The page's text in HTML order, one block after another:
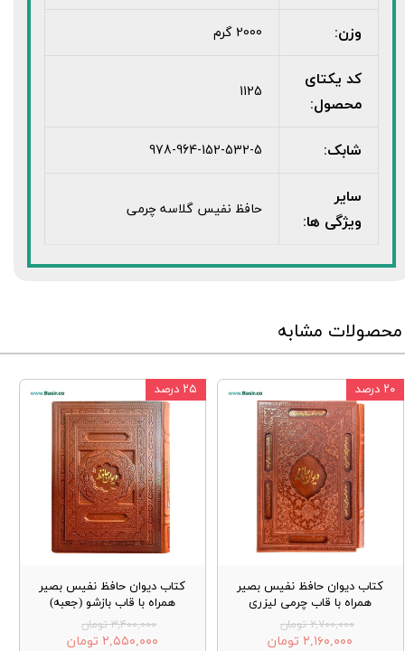
وزن: 2000 گرم
کد یکتای
محصول:
1125
شابک: 978-964-152-532-5
سایر
ویژگی ها:
حافظ نفیس گلاسه چرمی
محصولات مشابه
کتاب دیوان حافظ نفیس بصیر
همراه با قاب چرمی لیزری
۲,۷۰۰,۰۰۰ تومان
۲,۱۶۰,۰۰۰ تومان
۲۰ درصد
کتاب دیوان حافظ نفیس بصیر
همراه با قاب بازشو (جعبه)
۳,۴۰۰,۰۰۰ تومان
۲,۵۵۰,۰۰۰ تومان
۲۵ درصد